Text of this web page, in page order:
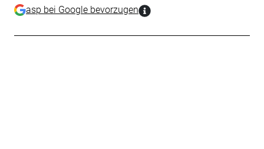
asp bei Google bevorzugen